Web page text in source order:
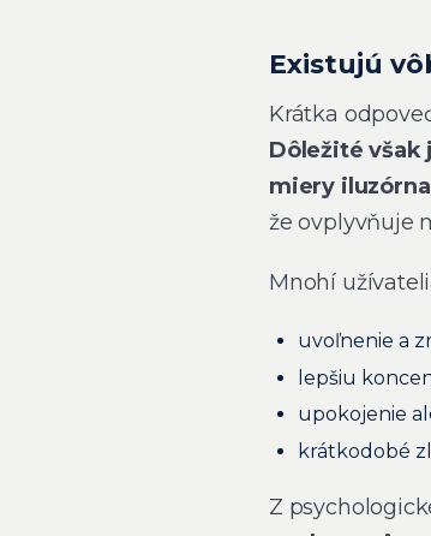
Existujú
Krátka
Dôležité však
miery iluzórna
že ovplyvňuje
Mnohí
uvoľnenie a
lepšiu
upokojenie
krátkodobé
Z